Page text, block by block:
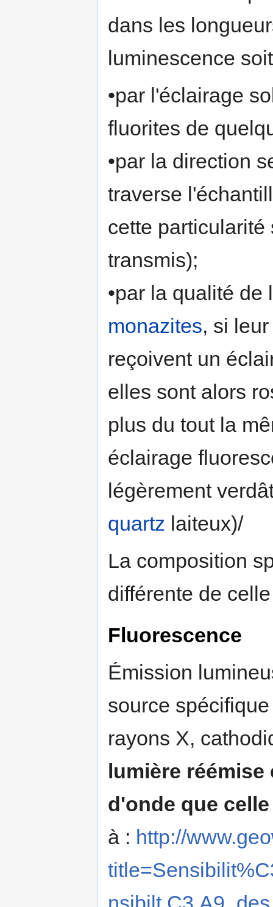
dans les
luminescence
•par l'éclairage
fluorites de
•par la direction
traverse
cette
transmis);
•par la qualité
monazites, si
reçoivent un
elles sont alors
plus du tout la
éclairage
légèrement
quartz laiteux)/
La composition
différente de
Fluorescence
Émission
source
rayons X,
lumière
d'onde que
à : http://